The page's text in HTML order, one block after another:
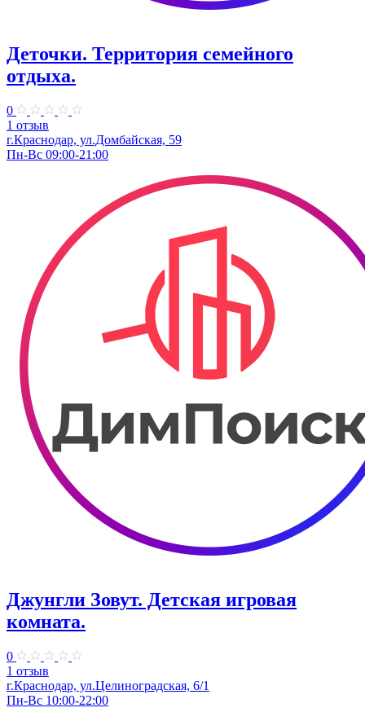
Деточки. Территория семейного
отдыха.
0
1 отзыв
г.Краснодар, ул.Домбайская, 59
Пн-Вс 09:00-21:00
Джунгли Зовут. Детская игровая
комната.
0
1 отзыв
г.Краснодар, ул.​Целиноградская, 6/1
Пн-Вс 10:00-22:00